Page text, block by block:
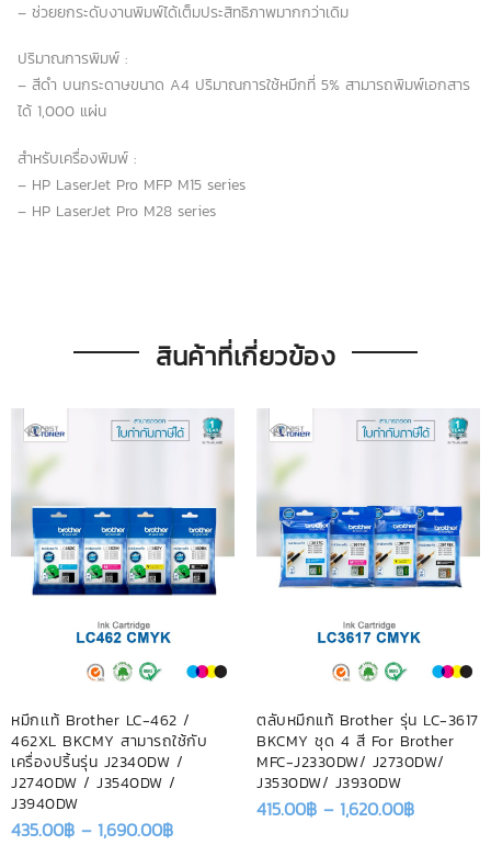
– ช่วยยกระดับงานพิมพ์ได้เต็มประสิทธิภาพมากกว่าเดิม
ปริมาณการพิมพ์ :
– สีดำ บนกระดาษขนาด A4 ปริมาณการใช้หมึกที่ 5% สามารถพิมพ์เอกสาร
ได้ 1,000 แผ่น
สำหรับเครื่องพิมพ์ :
– HP LaserJet Pro MFP M15 series
– HP LaserJet Pro M28 series
สินค้าที่เกี่ยวข้อง
หมึกเเท้ Brother LC-462 /
462XL BKCMY สามารถใช้กับ
เครื่องปริ้นรุ่น J2340DW /
J2740DW / J3540DW /
J3940DW
435.00฿ – 1,690.00฿
ตลับหมึกแท้ Brother รุ่น LC-3617
BKCMY ชุด 4 สี For Brother
MFC-J2330DW/ J2730DW/
J3530DW/ J3930DW
415.00฿ – 1,620.00฿